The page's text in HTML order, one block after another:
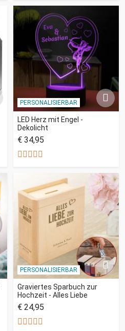
PERSONALISIERBAR
LED Herz mit Engel -
Dekolicht
€ 34,95
PERSONALISIERBAR
Graviertes Sparbuch zur
Hochzeit - Alles Liebe
€ 24,95